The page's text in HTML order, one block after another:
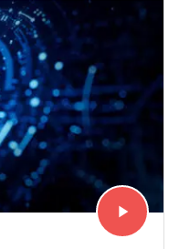
Vedi subito
play_arrow